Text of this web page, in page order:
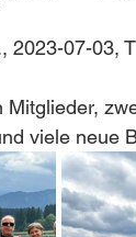
2023-07-03,
viele neue